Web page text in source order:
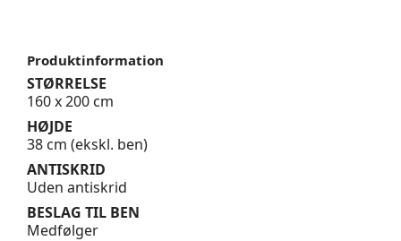
Produktinformation
STØRRELSE
160 x 200 cm
HØJDE
38 cm (ekskl. ben)
ANTISKRID
Uden antiskrid
BESLAG TIL BEN
Medfølger